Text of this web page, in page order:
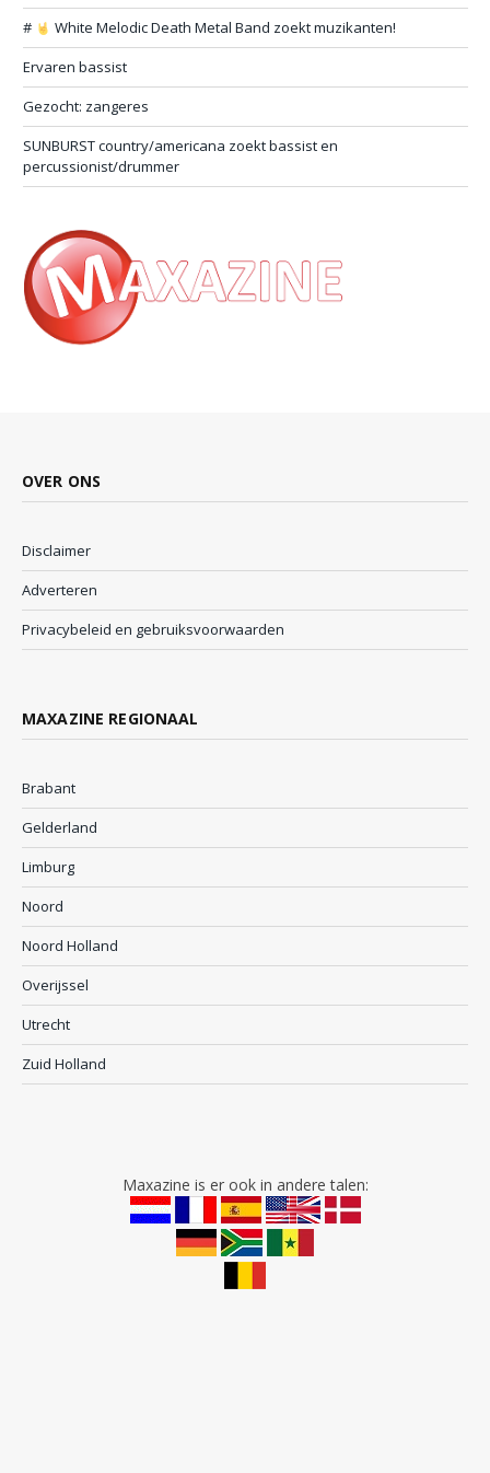
#
White Melodic Death Metal Band zoekt muzikanten!
Ervaren bassist
Gezocht: zangeres
SUNBURST country/americana zoekt bassist en
percussionist/drummer
OVER ONS
Disclaimer
Adverteren
Privacybeleid en gebruiksvoorwaarden
MAXAZINE REGIONAAL
Brabant
Gelderland
Limburg
Noord
Noord Holland
Overijssel
Utrecht
Zuid Holland
Maxazine is er ook in andere talen: